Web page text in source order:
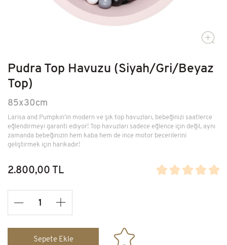
Ev Dekor
Kendi Top Havuzunu Yap
Pudra Top Havuzu (Siyah/Gri/Beyaz
Top)
85x30cm
Larisa and Pumpkin’in modern ve şık top havuzları, bebeğinizi saatlerce
eğlendirmeyi garanti ediyor! Top havuzları sadece eğlence için değil, aynı
zamanda bebeğinizin hem kaba hem de ince motor becerilerini
geliştirmek için harikadır!
2.800,00 TL
Sepete Ekle